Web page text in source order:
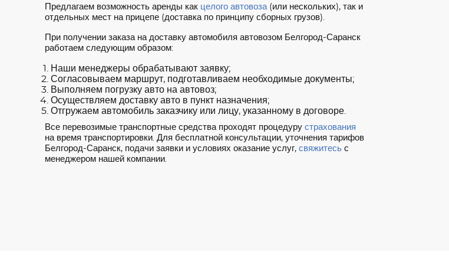
Предлагаем возможность аренды как целого автовоза(или нескольких), так и
отдельных мест на прицепе (доставка по принципу сборных грузов).
При получении заказа на доставку автомобиля автовозом Белгород-Саранск
работаем следующим образом:
Наши менеджеры обрабатывают заявку;
Согласовываем маршрут, подготавливаем необходимые документы;
Выполняем погрузку авто на автовоз;
Осуществляем доставку авто в пункт назначения;
Отгружаем автомобиль заказчику или лицу, указанному в договоре.
Все перевозимые транспортные средства проходят процедуру страхования
на время транспортировки. Для бесплатной консультации, уточнения тарифов
Белгород-Саранск, подачи заявки и условиях оказание услуг, свяжитесьс
менеджером нашей компании.